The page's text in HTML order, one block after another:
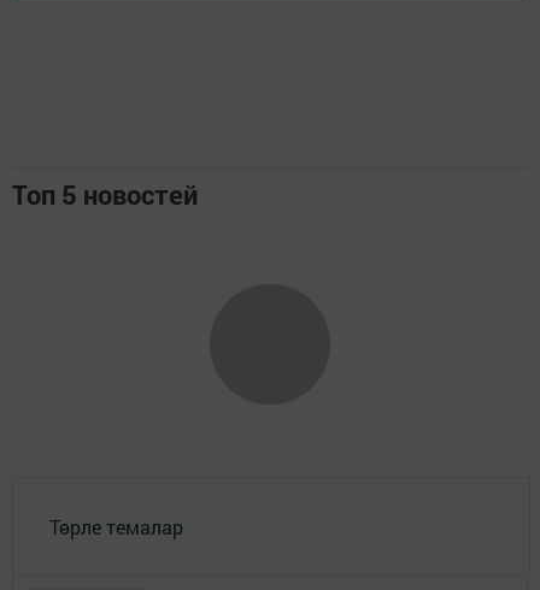
Топ 5 новостей
Төрле темалар